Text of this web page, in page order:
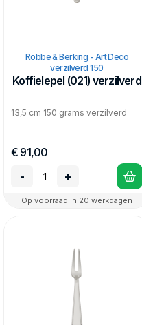
Robbe & Berking - Art Deco
verzilverd 150
Koffielepel (021) verzilverd
13,5 cm 150 grams verzilverd
€ 91,00
-
+
Op voorraad in 20 werkdagen